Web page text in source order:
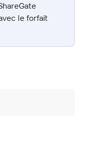
le forfait